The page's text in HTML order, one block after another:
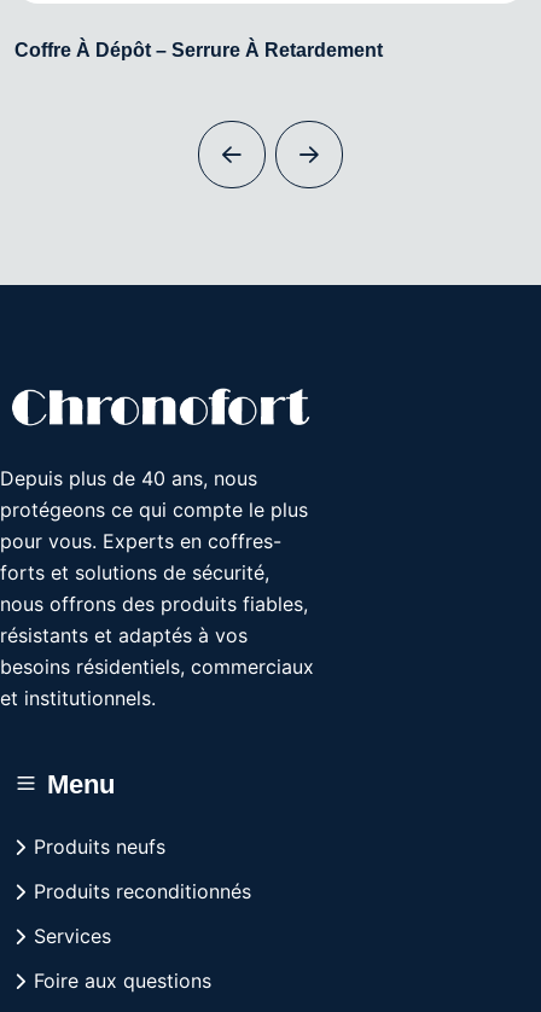
Coffre À Dépôt – Serrure À Retardement
Depuis plus de 40 ans, nous
protégeons ce qui compte le plus
pour vous. Experts en coffres-
forts et solutions de sécurité,
nous offrons des produits fiables,
résistants et adaptés à vos
besoins résidentiels, commerciaux
et institutionnels.
Menu
Produits neufs
Produits reconditionnés
Services
Foire aux questions